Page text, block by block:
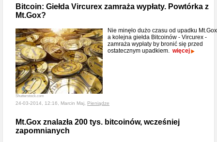
Bitcoin: Giełda Vircurex zamraża wypłaty. Powtórka z
Mt.Gox?
Shutterstock.com
Nie minęło dużo czasu od upadku
a kolejna giełda Bitcoinów - Vircurex -
zamraża wypłaty by bronić się przed
ostatecznym upadkiem. więcej
24-03-2014, 12:16, Marcin Maj, Pieniądze
Mt.Gox znalazła 200 tys. bitcoinów, wcześniej
zapomnianych